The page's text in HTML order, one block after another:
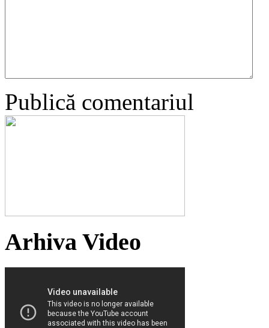
Publică comentariul
Arhiva Video